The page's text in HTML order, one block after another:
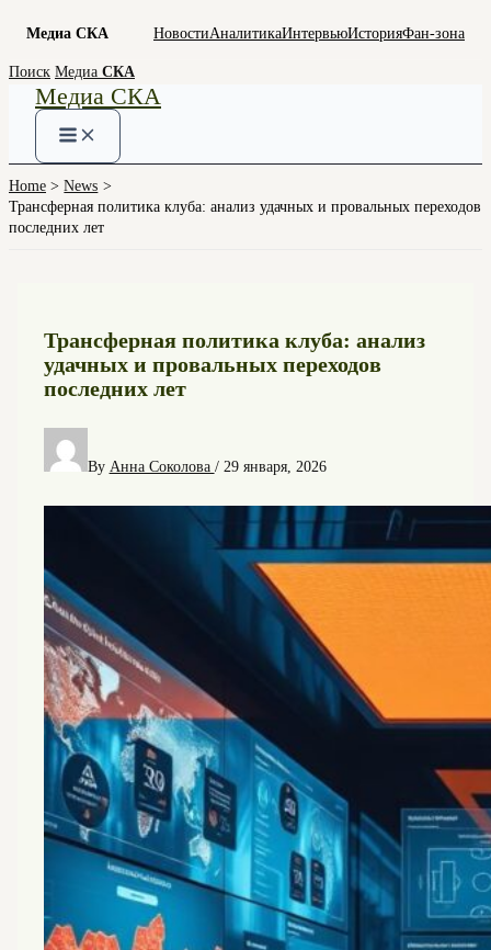
Медиа СКА НовостиАналитикаИнтервьюИсторияФан-зона
Skip
content
Поиск Медиа СКА
Медиа СКА
Home
News
Трансферная политика клуба: анализ удачных и провальных переходов
последних лет
Трансферная политика клуба: анализ
удачных и провальных переходов
последних лет
By Анна Соколова / 29 января, 2026